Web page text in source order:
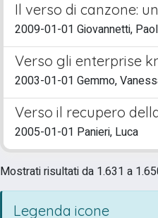
Il verso di canzone:
2009-01-01 Giovannetti,
Verso gli enterprise
2003-01-01 Gemmo,
Verso il recupero
2005-01-01 Panieri, Luca
Mostrati risultati da 1.631 a
Legenda icone